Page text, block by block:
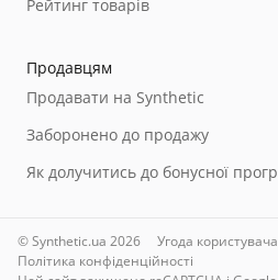
Рейтинг товарів
Продавцям
Продавати на Synthetic
Заборонено до продажу
Як долучитись до бонусної
© Synthetic.ua 2026
Угода користувача
Політика конфіденційності